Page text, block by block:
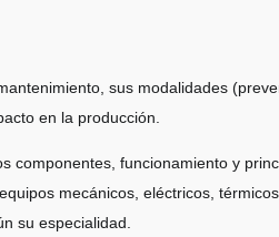
sus modalidades
en la producción.
componentes, funcionamiento y
mecánicos, eléctricos,
su especialidad.